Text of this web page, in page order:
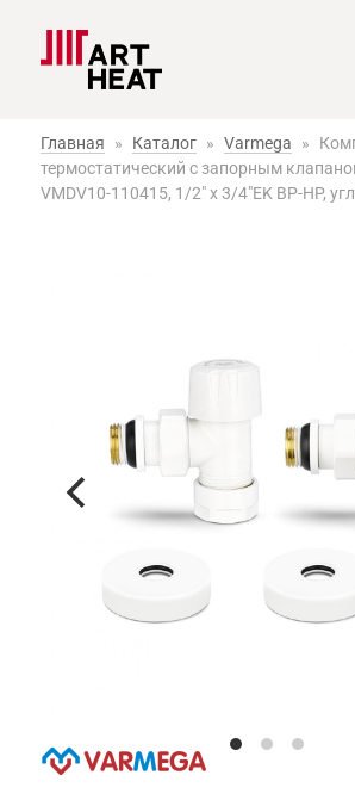
Главная » Каталог » Varmega »
термостатический с запорным
VMDV10-110415, 1/2" x 3/4"EK ВР-НР,